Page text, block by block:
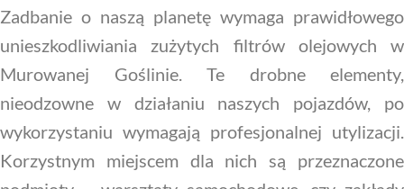
Zadbanie o naszą planetę wymaga prawidłowego
unieszkodliwiania zużytych filtrów olejowych w
Murowanej Goślinie. Te drobne elementy,
nieodzowne w działaniu naszych pojazdów, po
wykorzystaniu wymagają profesjonalnej utylizacji.
Korzystnym miejscem dla nich są przeznaczone